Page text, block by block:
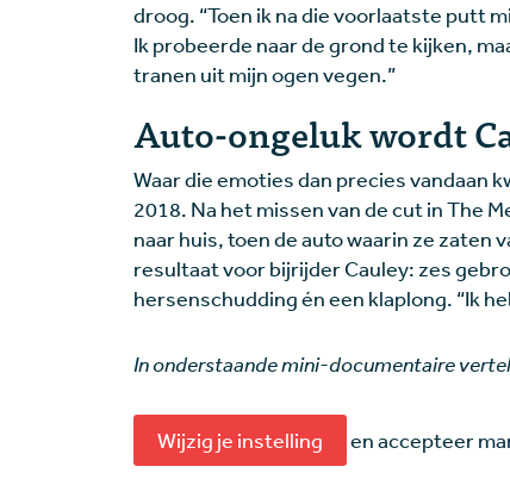
droog. “Toen ik na die voorlaatste putt
Ik probeerde naar de grond te kijken,
tranen uit mijn ogen vegen.”
Auto-ongeluk wordt
Waar die emoties dan precies vandaan
2018. Na het missen van de cut in The
naar huis, toen de auto waarin ze zaten
resultaat voor bijrijder Cauley: zes
hersenschudding én een klaplong. “Ik
In onderstaande mini-documentaire
Wijzig je instelling en accepteer